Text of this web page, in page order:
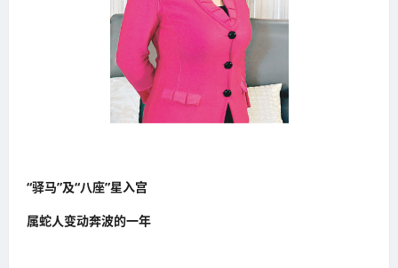
“驿马”及“八座”星入宫
属蛇人变动奔波的一年